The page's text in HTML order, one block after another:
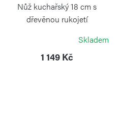
Nůž kuchařský 18 cm s
dřevěnou rukojetí
Skladem
1 149 Kč